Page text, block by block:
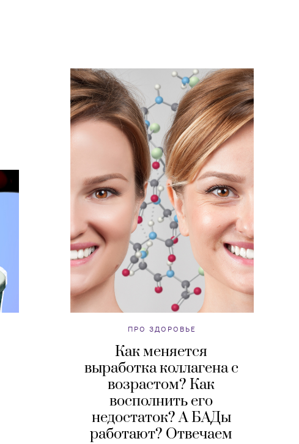
ПРО ЗДОРОВЬЕ
Как меняется
выработка коллагена с
возрастом? Как
восполнить его
недостаток? А БАДы
работают? Отвечаем